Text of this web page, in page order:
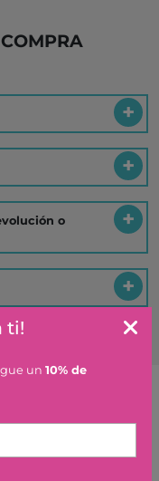
o
ti!
un 10% de